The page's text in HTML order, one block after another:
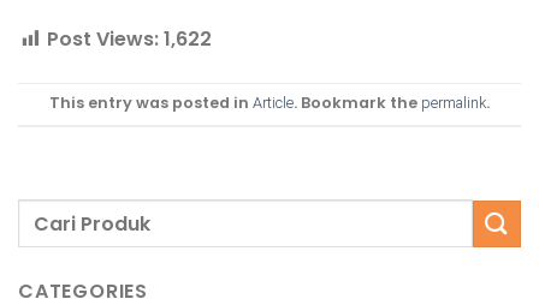
Post Views:1,622
This entry was posted in Article. Bookmark the permalink.
CATEGORIES